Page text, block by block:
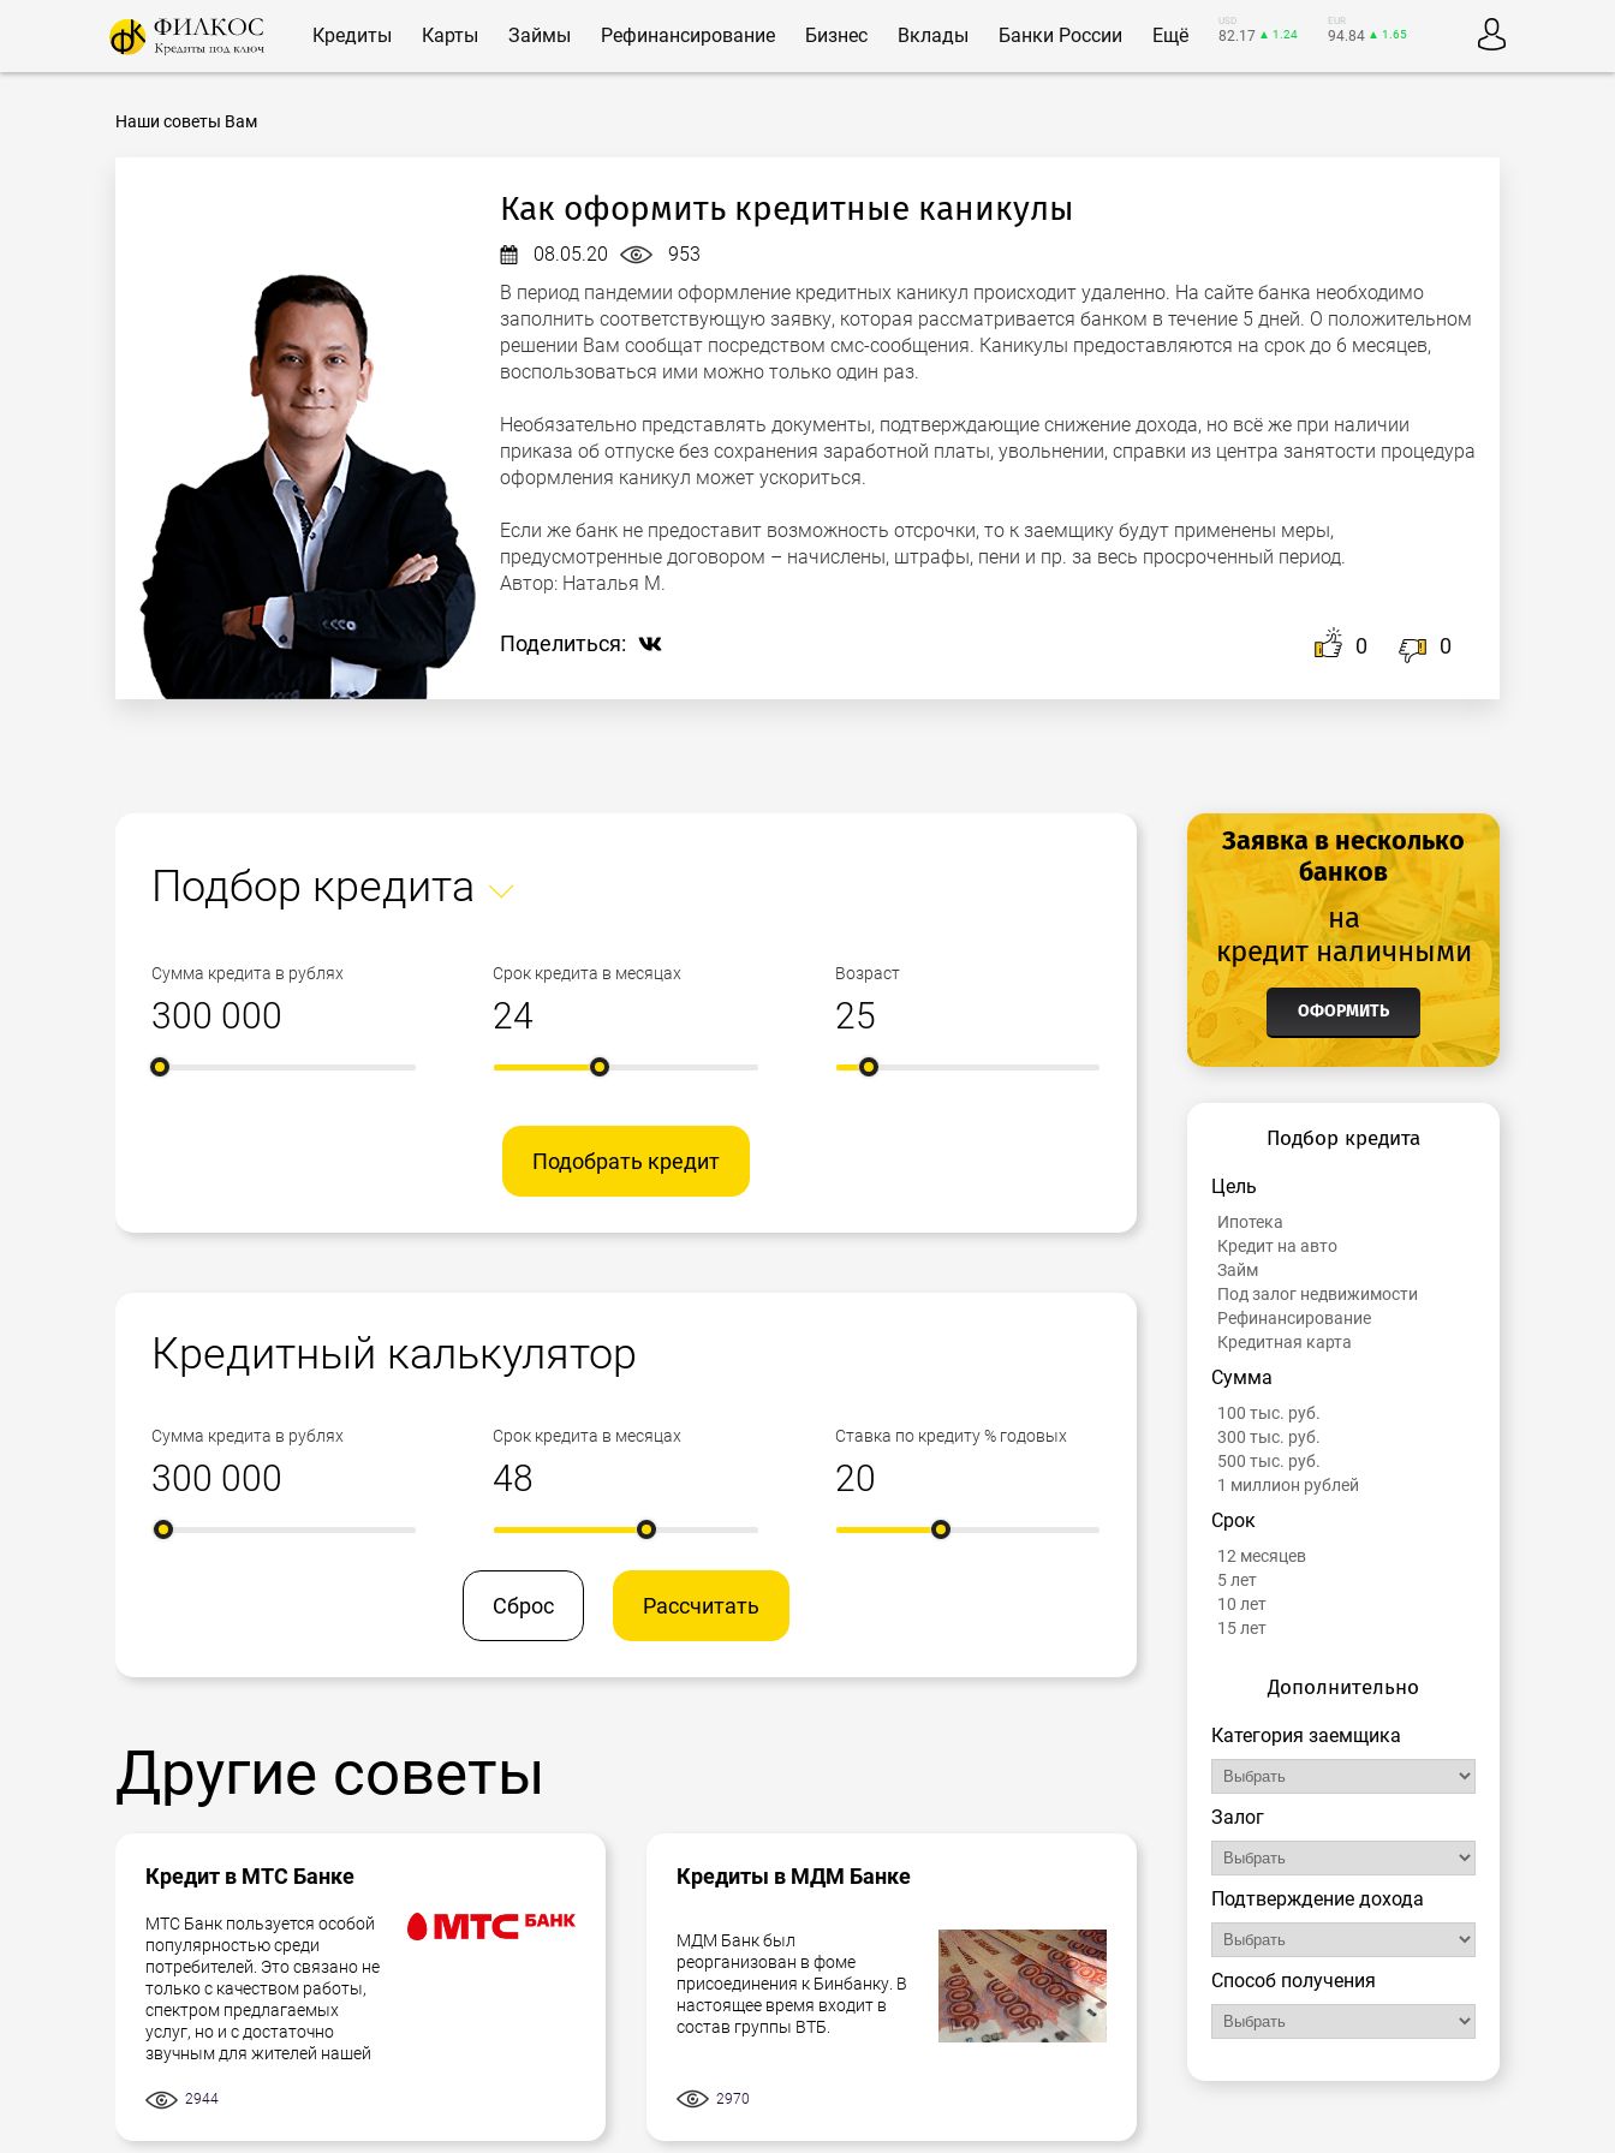
Кредиты Карты Займы Рефинансирование Бизнес Вклады Банки России Ещё
USD
82.17 ▲ 1.24
EUR
94.84 ▲ 1.65
Наши советы Вам
Как оформить кредитные каникулы
08.05.20
953
В период пандемии оформление кредитных каникул происходит удаленно. На сайте банка необходимо
заполнить соответствующую заявку, которая рассматривается банком в течение 5 дней. О положительном
решении Вам сообщат посредством смс-сообщения. Каникулы предоставляются на срок до 6 месяцев,
воспользоваться ими можно только один раз.
Необязательно представлять документы, подтверждающие снижение дохода, но всё же при наличии
приказа об отпуске без сохранения заработной платы, увольнении, справки из центра занятости процедура
оформления каникул может ускориться.
Если же банк не предоставит возможность отсрочки, то к заемщику будут применены меры,
предусмотренные договором – начислены, штрафы, пени и пр. за весь просроченный период.
Автор: Наталья М.
Поделиться: 0 0
Подбор кредита
Сумма кредита в рублях Срок кредита в месяцах Возраст
Подобрать кредит
Кредитный калькулятор
Сумма кредита в рублях Срок кредита в месяцах Ставка по кредиту % годовых
Сброс Рассчитать
Другие советы
Кредит в МТС Банке
МТС Банк пользуется особой
популярностью среди
потребителей. Это связано не
только с качеством работы,
спектром предлагаемых
услуг, но и с достаточно
звучным для жителей нашей
2944
Кредиты в МДМ Банке
МДМ Банк был
реорганизован в фоме
присоединения к Бинбанку. В
настоящее время входит в
состав группы ВТБ.
2970
Заявка в несколько
банков
на
кредит наличными
ОФОРМИТЬ
Подбор кредита
Цель
Ипотека
Кредит на авто
Займ
Под залог недвижимости
Рефинансирование
Кредитная карта
Сумма
100 тыс. руб.
300 тыс. руб.
500 тыс. руб.
1 миллион рублей
Срок
12 месяцев
5 лет
10 лет
15 лет
Дополнительно
Категория заемщика
Залог
Подтверждение дохода
Способ получения